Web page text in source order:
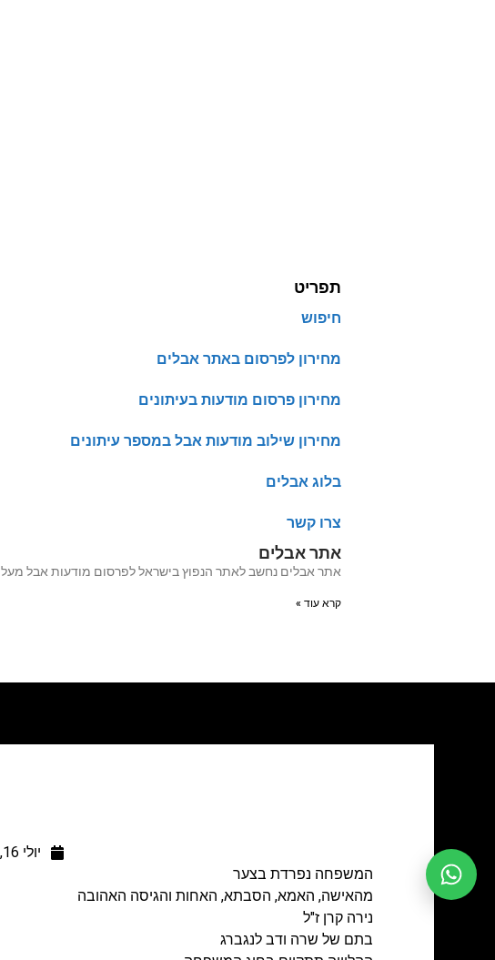
תפריט
חיפוש
מחירון לפרסום באתר אבלים
מחירון פרסום מודעות בעיתונים
מחירון שילוב מודעות אבל במספר עיתונים
בלוג אבלים
צרו קשר
אתר אבלים
אתר אבלים נחשב לאתר הנפוץ בישראל לפרסום מודעות אבל מעל 20 שנה האתר עבר לאחרונה שדרוג מערכות על מנת שכל
קרא עוד »
יולי 16, 2024
המשפחה נפרדת בצער
מהאישה, האמא, הסבתא, האחות והגיסה האהובה
נירה קרן ז"ל
בתם של שרה ודב לנגברג